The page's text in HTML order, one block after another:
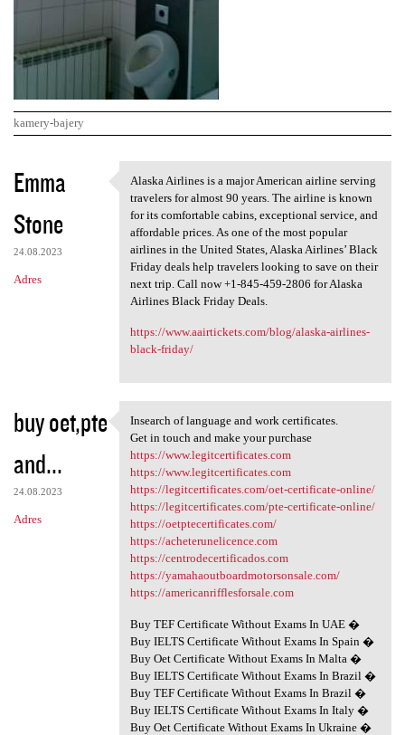
kamery-bajery
K
o
m
e
n
Emma
Stone
24.08.2023
Adres
Alaska Airlines is a major
Alaska Airlines is a major American airline serving
travelers for almost 90 years. The airline is known
for its comfortable cabins, exceptional service, and
affordable prices. As one of the most popular
airlines in the United States, Alaska Airlines’ Black
Friday deals help travelers looking to save on their
next trip. Call now +1-845-459-2806 for Alaska
Airlines Black Friday Deals.
https://www.aairtickets.com/blog/alaska-airlines-
black-friday/
buy oet,pte
and...
24.08.2023
Adres
Insearch of language and work
Insearch of language and work certificates.
Get in touch and make your purchase
https://www.legitcertificates.com
https://www.legitcertificates.com
https://legitcertificates.com/oet-certificate-online/
https://legitcertificates.com/pte-certificate-online/
https://oetptecertificates.com/
https://acheterunelicence.com
https://centrodecertificados.com
https://yamahaoutboardmotorsonsale.com/
https://americanrifflesforsale.com
Buy TEF Certificate Without Exams In UAE �
Buy IELTS Certificate Without Exams In Spain �
Buy Oet Certificate Without Exams In Malta �
Buy IELTS Certificate Without Exams In Brazil �
Buy TEF Certificate Without Exams In Brazil �
Buy IELTS Certificate Without Exams In Italy �
Buy Oet Certificate Without Exams In Ukraine �